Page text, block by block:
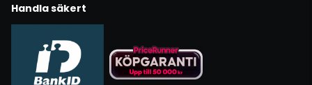
Handla säkert